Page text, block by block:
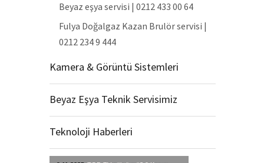
Beyaz eşya servisi | 0212 433 00 64
Fulya Doğalgaz Kazan Brulör servisi |
0212 234 9 444
Kamera & Görüntü Sistemleri
Beyaz Eşya Teknik Servisimiz
Teknoloji Haberleri